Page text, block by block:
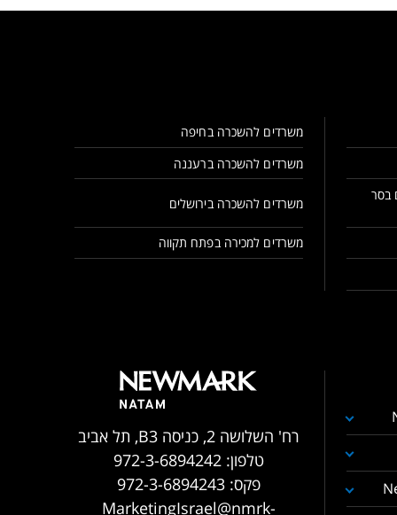
משרדים להשכרה בחיפה
משרדים להשכרה ברעננה
בסר
משרדים להשכרה בירושלים
משרדים למכירה בפתח תקווה
רח' השלושה 2, כניסה B3, תל אביב
טלפון:972-3-6894242
פקס:972-3-6894243
MarketingIsrael@nmrk-